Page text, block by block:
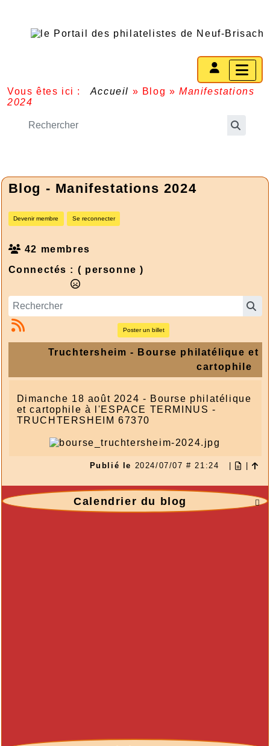
Vous êtes ici : Accueil » Blog »Manifestations
2024
Blog - Manifestations 2024
Devenir membre Se reconnecter
42 membres
Connectés : ( personne )
Poster un billet
Truchtersheim - Bourse philatélique et
cartophile
Dimanche 18 août 2024 - Bourse philatélique
et cartophile à l'ESPACE TERMINUS -
TRUCHTERSHEIM 67370
Publié le 2024/07/07 # 21:24

Calendrier du blog